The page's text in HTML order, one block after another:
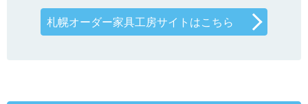
札幌オーダー家具工房サイトはこちら